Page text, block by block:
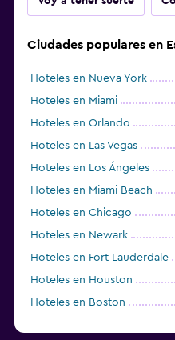
Ciudades populares en
Hoteles en Nueva York
Hoteles en Miami
Hoteles en Orlando
Hoteles en Las Vegas
Hoteles en Los Ángeles
Hoteles en Miami Beach
Hoteles en Chicago
Hoteles en Newark
Hoteles en Fort Lauderdale
Hoteles en Houston
Hoteles en Boston